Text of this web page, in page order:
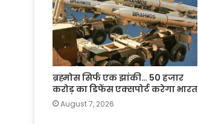
ब्रह्मोस सिर्फ एक झांकी… 50 हजार
करोड़ का डिफेंस एक्सपोर्ट करेगा भारत
August 7, 2026